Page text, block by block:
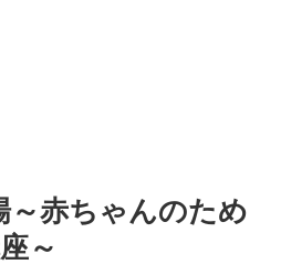
～赤ちゃんのため
～